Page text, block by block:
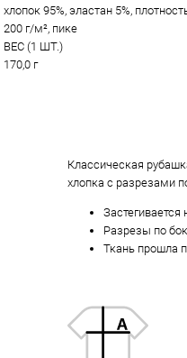
хлопок 95%, эластан 5%,
200 г/м², пике
ВЕС (1 ШТ.)
170,0 г
Классическая
хлопка с разрезами
Застегивается
Разрезы по
Ткань прошла